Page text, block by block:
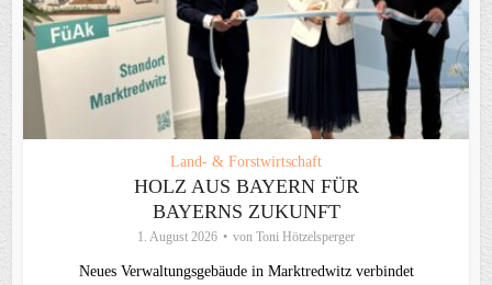
Land- & Forstwirtschaft
HOLZ AUS BAYERN FÜR
BAYERNS ZUKUNFT
1. August 2026 von Toni Hötzelsperger
Neues Verwaltungsgebäude in Marktredwitz verbindet